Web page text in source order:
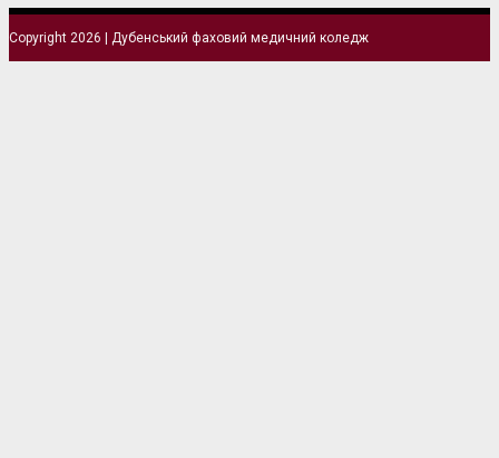
Copyright 2026 | Дубенський фаховий медичний коледж